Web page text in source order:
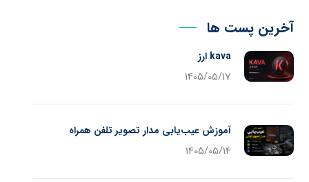
آخرین پست ها
kava ارز
1405/05/17
آموزش عیب‌یابی مدار تصویر تلفن همراه
1405/05/14